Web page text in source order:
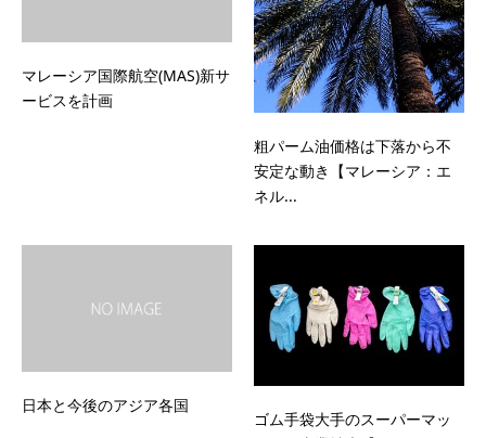
マレーシア国際航空(MAS)新サ
ービスを計画
粗パーム油価格は下落から不
安定な動き【マレーシア：エ
ネル...
日本と今後のアジア各国
ゴム手袋大手のスーパーマッ